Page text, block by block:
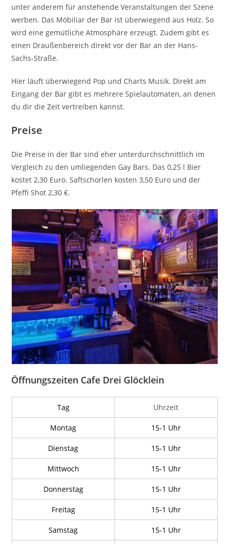
unter anderem für anstehende Veranstaltungen der Szene
werben. Das Möbiliar der Bar ist überwiegend aus Holz. So
wird eine gemütliche Atmosphäre erzeugt. Zudem gibt es
einen Draußenbereich direkt vor der Bar an der Hans-
Sachs-Straße.
Hier läuft überwiegend Pop und Charts Musik. Direkt am
Eingang der Bar gibt es mehrere Spielautomaten, an denen
du dir die Zeit vertreiben kannst.
Preise
Die Preise in der Bar sind eher unterdurchschnittlich im
Vergleich zu den umliegenden Gay Bars. Das 0,25 l Bier
kostet 2,30 Euro. Saftschorlen kosten 3,50 Euro und der
Pfeffi Shot 2,30 €.
Öffnungszeiten Cafe Drei Glöcklein
Tag Uhrzeit
Montag 15-1 Uhr
Dienstag 15-1 Uhr
Mittwoch 15-1 Uhr
Donnerstag 15-1 Uhr
Freitag 15-1 Uhr
Samstag 15-1 Uhr